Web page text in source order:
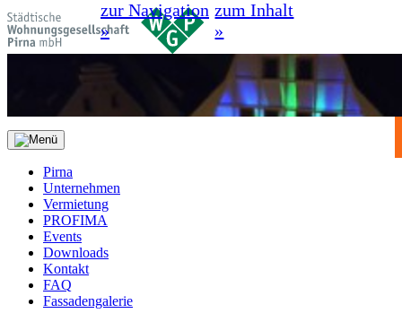
zur Navigation
»
zum Inhalt
»
Pirna
Unternehmen
Vermietung
PROFIMA
Events
Downloads
Kontakt
FAQ
Fassadengalerie